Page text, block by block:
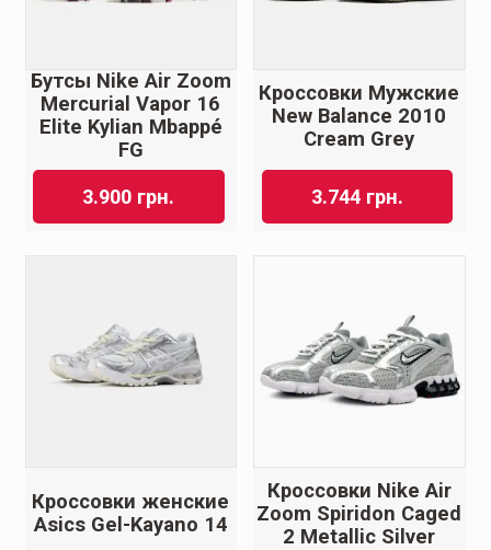
Бутсы Nike Air Zoom
Mercurial Vapor 16
Elite Kylian Mbappé
FG
3.900 грн.
Кроссовки Мужские
New Balance 2010
Cream Grey
3.744 грн.
Кроссовки женские
Asics Gel-Kayano 14
Кроссовки Nike Air
Zoom Spiridon Caged
2 Metallic Silver